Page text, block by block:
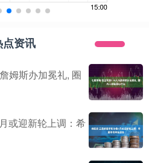
点资讯
姆斯办加冕礼, 圈
或迎新轮上调：希